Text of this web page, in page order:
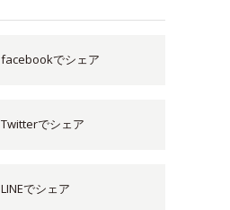
facebookでシェア
Twitterでシェア
LINEでシェア